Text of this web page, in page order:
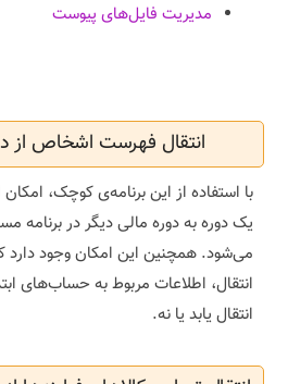
مدیریت فایل‌های پیوست
انتقال فهرست اشخاص از
با استفاده از این برنامه‌ی کوچک،
یک دوره به دوره مالی دیگر در برنامه
می‌شود. همچنین این امکان وجود
انتقال، اطلاعات مربوط به حساب‌های
انتقال یابد یا نه.